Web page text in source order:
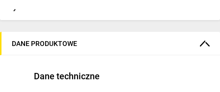
DANE PRODUKTOWE
Dane techniczne